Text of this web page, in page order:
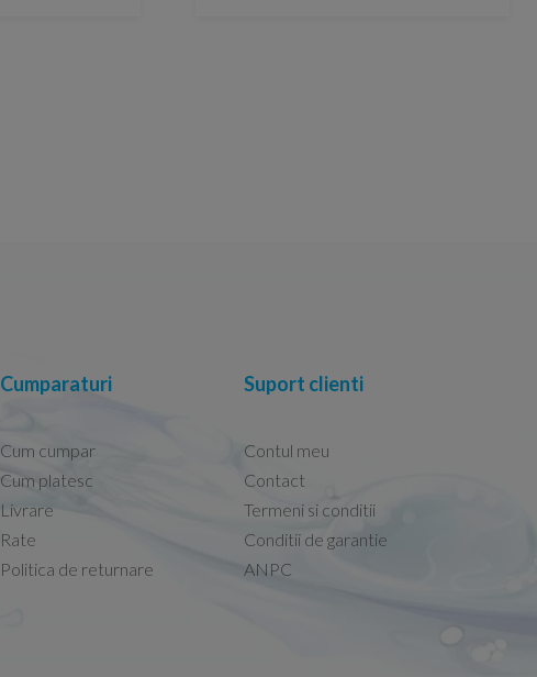
Capacele Grohe sunt de bună calitate și se
Marius -08.02.2026
Cumparaturi
Cum cumpar
Cum platesc
Livrare
Rate
Politica de returnare
Suport clienti
Contul meu
Contact
Termeni si conditii
Conditii de garantie
ANPC